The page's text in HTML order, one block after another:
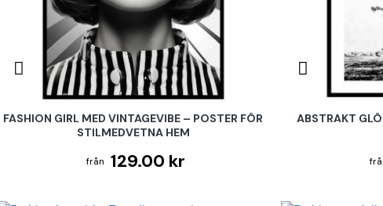
FASHION GIRL MED VINTAGEVIBE – POSTER FÖR
STILMEDVETNA HEM
129.00 kr
ABSTRAKT